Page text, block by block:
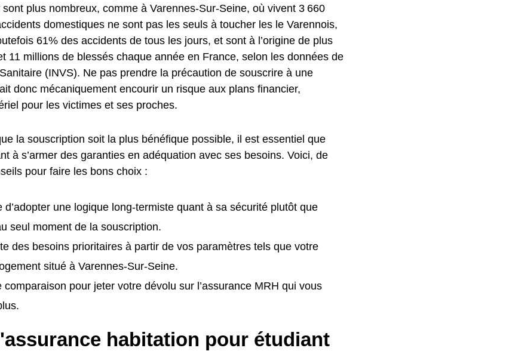
plus nombreux, comme à Varennes-Sur-Seine, où vivent 3 660
domestiques ne sont pas les seuls à toucher les le Varennois,
61% des accidents de tous les jours, et sont à l’origine de plus
11 millions de blessés chaque année en France, selon les données de
(INVS). Ne pas prendre la précaution de souscrire à une
donc mécaniquement encourir un risque aux plans financier,
pour les victimes et ses proches.
la souscription soit la plus bénéfique possible, il est essentiel que
à s’armer des garanties en adéquation avec ses besoins. Voici, de
pour faire les bons choix :
d’adopter une logique long-termiste quant à sa sécurité plutôt que
seul moment de la souscription.
des besoins prioritaires à partir de vos paramètres tels que votre
situé à Varennes-Sur-Seine.
comparaison pour jeter votre dévolu sur l’assurance MRH qui vous
habitation pour étudiant